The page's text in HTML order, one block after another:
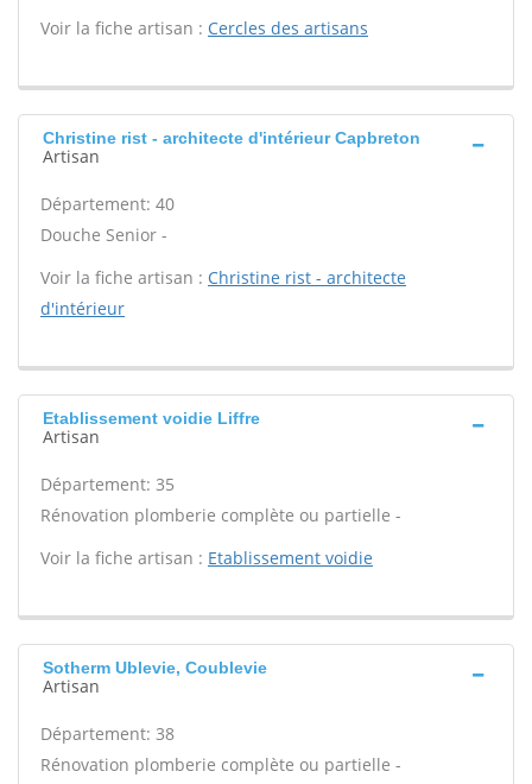
Voir la fiche artisan : Cercles des artisans
Christine rist - architecte d'intérieur Capbreton
Artisan
Département: 40
Douche Senior -
Voir la fiche artisan : Christine rist - architecte
d'intérieur
Etablissement voidie Liffre
Artisan
Département: 35
Rénovation plomberie complète ou partielle -
Voir la fiche artisan : Etablissement voidie
Sotherm Ublevie, Coublevie
Artisan
Département: 38
Rénovation plomberie complète ou partielle -